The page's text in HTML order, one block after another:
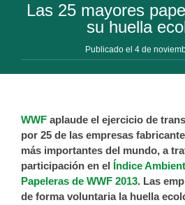
Las 25 mayores
su huella
Publicado el 4 de
WWF aplaude el ejercicio de
por 25 de las empresas
más importantes del mundo, a
participación en el Índice
Papeleras de WWF 2013. Las
de forma voluntaria la huella